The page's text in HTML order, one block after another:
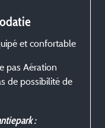
et confortable
pas Aération
de possibilité de
: